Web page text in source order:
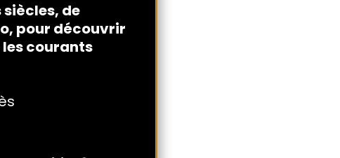
de
pour découvrir
courants